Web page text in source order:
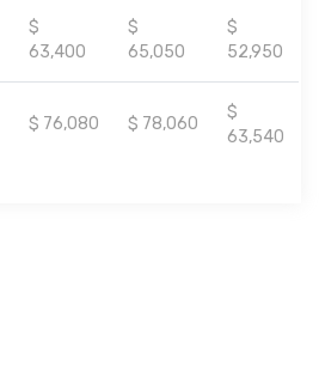
$
63,400
$
65,050
$
52,950
$ 76,080 $ 78,060
$
63,540